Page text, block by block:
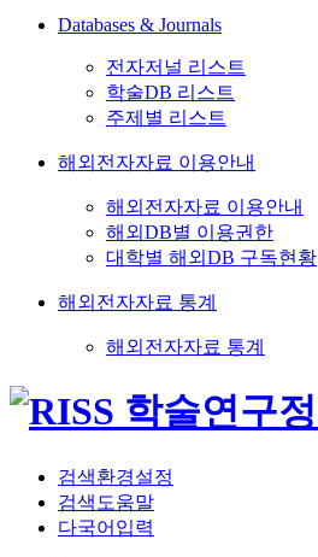
Databases & Journals
전자저널 리스트
학술DB 리스트
주제별 리스트
해외전자자료 이용안내
해외전자자료 이용안내
해외DB별 이용권한
대학별 해외DB 구독현황
해외전자자료 통계
해외전자자료 통계
검색환경설정
검색도움말
다국어입력